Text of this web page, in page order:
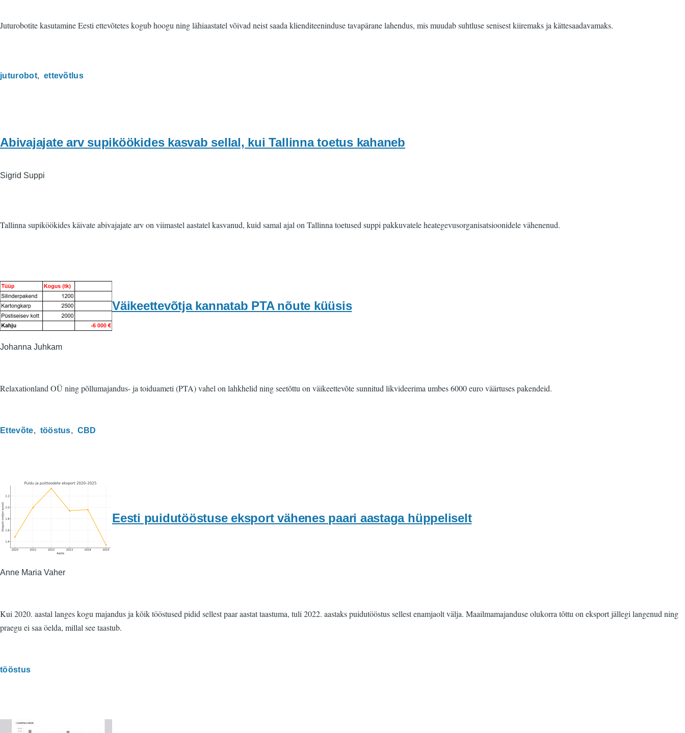
Juturobotite kasutamine Eesti ettevõtetes kogub hoogu ning lähiaastatel võivad neist saada klienditeeninduse tavapärane lahendus, mis muudab suhtluse senisest kiiremaks ja kättesaadavamaks.
juturobot ettevõtlus
Abivajajate arv supiköökides kasvab sellal, kui Tallinna toetus kahaneb
Sigrid Suppi
Tallinna supiköökides käivate abivajajate arv on viimastel aastatel kasvanud, kuid samal ajal on Tallinna toetused suppi pakkuvatele heategevusorganisatsioonidele vähenenud.
Väikeettevõtja kannatab PTA nõute küüsis
Johanna Juhkam
Relaxationland OÜ ning põllumajandus- ja toiduameti (PTA) vahel on lahkhelid ning seetõttu on väikeettevõte sunnitud likvideerima umbes 6000 euro väärtuses pakendeid.
Ettevõte tööstus CBD
Eesti puidutööstuse eksport vähenes paari aastaga hüppeliselt
Anne Maria Vaher
Kui 2020. aastal langes kogu majandus ja kõik tööstused pidid sellest paar aastat taastuma, tuli 2022. aastaks puidutööstus sellest enamjaolt välja. Maailmamajanduse olukorra tõttu on eksport jällegi langenud ning
praegu ei saa öelda, millal see taastub.
tööstus